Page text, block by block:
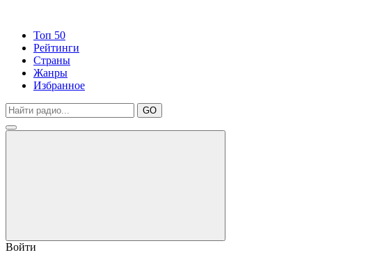
Топ 50
Рейтинги
Страны
Жанры
Избранное
GO
Войти